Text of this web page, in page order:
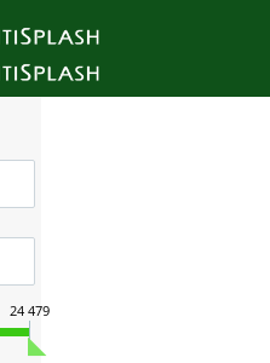
24 479